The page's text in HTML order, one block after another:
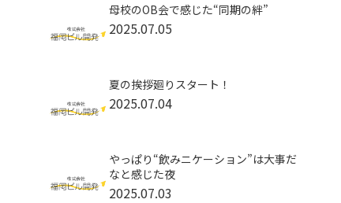
母校のOB会で感じた“同期の絆”
2025.07.05
夏の挨拶廻りスタート！
2025.07.04
やっぱり“飲みニケーション”は大事だ
なと感じた夜
2025.07.03